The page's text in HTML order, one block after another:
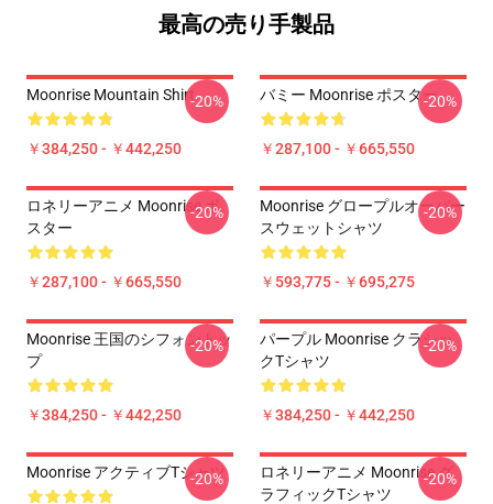
最高の売り手製品
Moonrise Mountain Shirt
￥384,250 - ￥442,250
-20% バミー Moonrise ポスター
￥287,100 - ￥665,550
-20%
ロネリーアニメ Moonrise ポ
スター
￥287,100 - ￥665,550
-20%
Moonrise グロープルオーバー
スウェットシャツ
￥593,775 - ￥695,275
-20%
Moonrise 王国のシフォントッ
プ
￥384,250 - ￥442,250
-20%
パープル Moonrise クラシッ
クTシャツ
￥384,250 - ￥442,250
-20%
Moonrise アクティブTシャツ
-20%
ロネリーアニメ Moonrise グ
ラフィックTシャツ
-20%